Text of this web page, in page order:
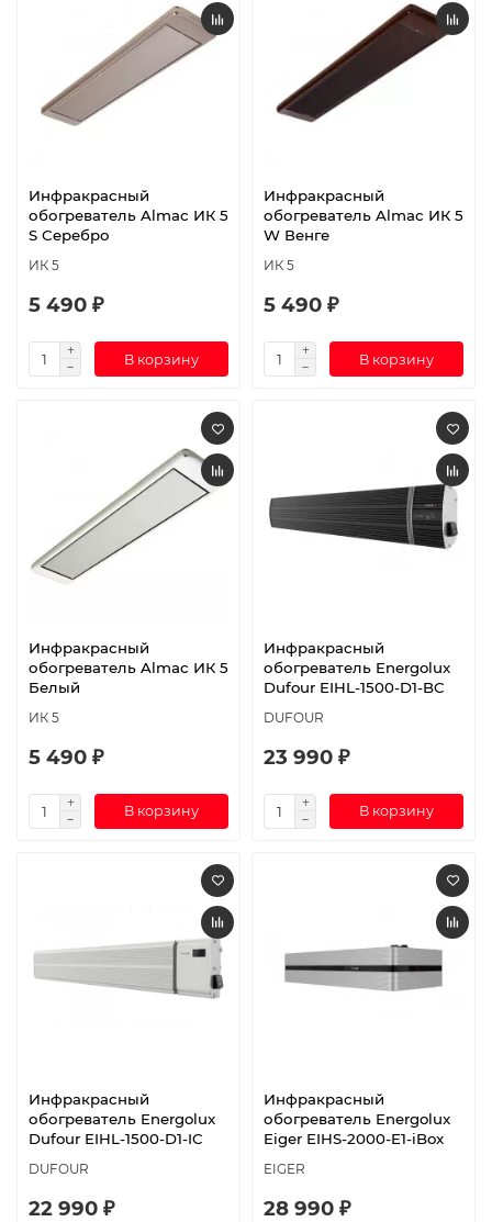
Инфракрасный
обогреватель Almac ИК 5
S Серебро
ИК 5
5 490 ₽
В корзину
Инфракрасный
обогреватель Almac ИК 5
W Венге
ИК 5
5 490 ₽
В корзину
Инфракрасный
обогреватель Almac ИК 5
Белый
ИК 5
5 490 ₽
В корзину
Инфракрасный
обогреватель Energolux
Dufour EIHL-1500-D1-BC
DUFOUR
23 990 ₽
В корзину
Инфракрасный
обогреватель Energolux
Dufour EIHL-1500-D1-IC
DUFOUR
22 990 ₽
Инфракрасный
обогреватель Energolux
Eiger EIHS-2000-E1-iBox
EIGER
28 990 ₽